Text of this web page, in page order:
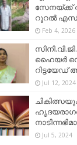
സേനയ്ക്ക്
റൂറൽ
Feb 4, 2026
ഹൈയർ
റിട്ടയേഡ്
Jul 12, 2024
Jul 5, 2024